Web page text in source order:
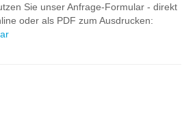
Sie unser Anfrage-Formular - direkt
oder als PDF zum Ausdrucken: